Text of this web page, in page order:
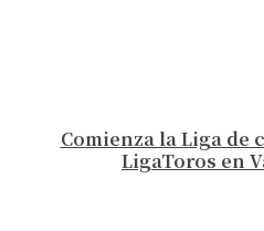
Comienza la Liga de
LigaToros en